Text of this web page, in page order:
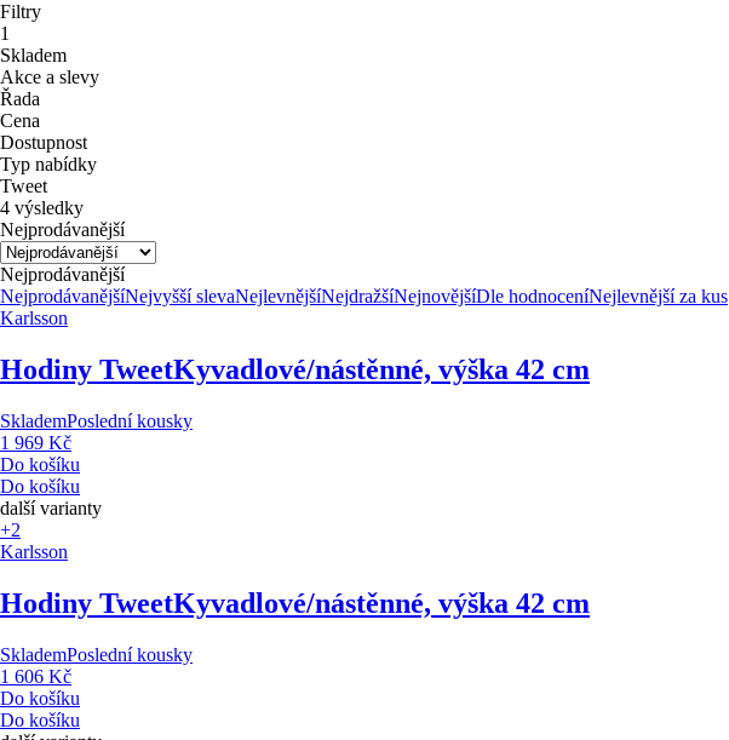
Filtry
1
Skladem
Akce a slevy
Řada
Cena
Dostupnost
Typ nabídky
Tweet
4 výsledky
Nejprodávanější
Nejprodávanější
NejprodávanějšíNejvyšší slevaNejlevnějšíNejdražšíNejnovějšíDle hodnoceníNejlevnější za kus
Karlsson
Hodiny TweetKyvadlové/nástěnné, výška 42 cm
SklademPoslední kousky
1 969 Kč
Do košíku
Do košíku
další varianty
+2
Karlsson
Hodiny TweetKyvadlové/nástěnné, výška 42 cm
SklademPoslední kousky
1 606 Kč
Do košíku
Do košíku